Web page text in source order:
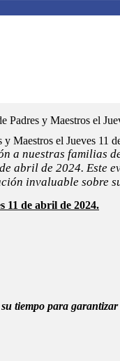
Padres y Maestros el
Maestros el Jueves 11
a nuestras familias
abril de 2024. Este
invaluable sobre
11 de abril de 2024.
tiempo para